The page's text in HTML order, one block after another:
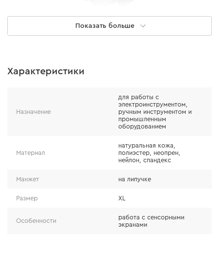
вставки из натуральной кожи повышают общую
благодаря удобной регулируемой манжете
перчатки надежно фиксируются на руке;
перчатки соответствуют требованиям
Показать больше
Характеристики
Назначение
для работы с
электроинструментом,
ручным инструментом и
промышленным
оборудованием
Материал
натуральная кожа,
полиэстер, неопрен,
нейлон, спандекс
Манжет на липучке
Размер XL
Особенности
работа с сенсорными
экранами